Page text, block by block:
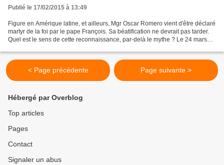
Publié le 17/02/2015 à 13:49
Figure en Amérique latine, et ailleurs, Mgr Oscar Romero vient d'être déclaré
martyr de la foi par le pape François. Sa béatification ne devrait pas tarder.
Quel est le sens de cette reconnaissance, par-delà le mythe ? Le 24 mars
< Page précédente Page suivante >
Hébergé par Overblog
Top articles
Pages
Contact
Signaler un abus